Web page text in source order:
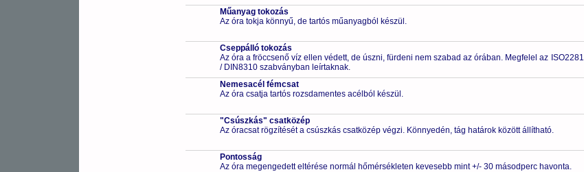
Műanyag tokozás
Az óra tokja könnyű, de tartós műanyagból készül.
Cseppálló tokozás
Az óra a fröccsenő víz ellen védett, de úszni, fürdeni nem szabad az órában. Megfelel az ISO2281
/ DIN8310 szabványban leírtaknak.
Nemesacél fémcsat
Az óra csatja tartós rozsdamentes acélból készül.
"Csúszkás" csatközép
Az óracsat rögzítését a csúszkás csatközép végzi. Könnyedén, tág határok között állítható.
Pontosság
Az óra megengedett eltérése normál hőmérsékleten kevesebb mint +/- 30 másodperc havonta.